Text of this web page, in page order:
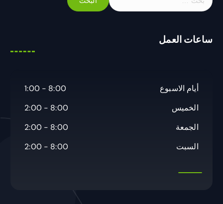
ل
ث
ساعات العمل
أيام الاسبوع
8:00 - 1:00
الخميس
8:00 - 2:00
الجمعة
8:00 - 2:00
السبت
8:00 - 2:00